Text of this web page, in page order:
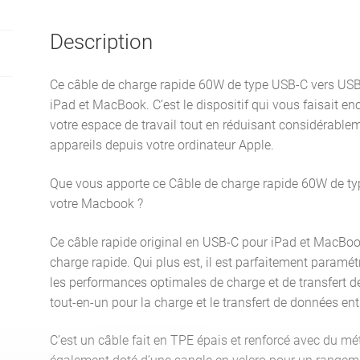
Description
Ce câble de charge rapide 60W de type USB-C vers
iPad et MacBook. C’est le dispositif qui vous faisait
votre espace de travail tout en réduisant
appareils depuis votre ordinateur Apple.
Que vous apporte ce Câble de charge rapide 60W de
votre Macbook ?
Ce câble rapide original en USB-C pour iPad et
charge rapide. Qui plus est, il est parfaitement
les performances optimales de charge et de transfert
tout-en-un pour la charge et le transfert de données
C’est un câble fait en TPE épais et renforcé avec du